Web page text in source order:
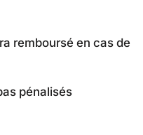
remboursé en cas de
pénalisés